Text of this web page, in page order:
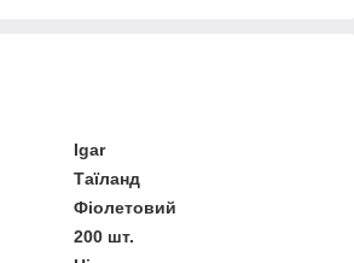
Igar
Таїланд
Фіолетовий
200 шт.